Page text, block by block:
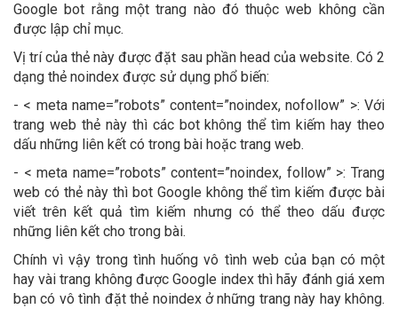
Google bot rằng một trang nào đó thuộc web không cần
được lập chỉ mục.
Vị trí của thẻ này được đặt sau phần head của website. Có 2
dạng thẻ noindex được sử dụng phổ biến:
- < meta name=”robots” content=”noindex, nofollow” >: Với
trang web thẻ này thì các bot không thể tìm kiếm hay theo
dấu những liên kết có trong bài hoặc trang web.
- < meta name=”robots” content=”noindex, follow” >: Trang
web có thẻ này thì bot Google không thể tìm kiếm được bài
viết trên kết quả tìm kiếm nhưng có thể theo dấu được
những liên kết cho trong bài.
Chính vì vậy trong tình huống vô tình web của bạn có một
hay vài trang không được Google index thì hãy đánh giá xem
bạn có vô tình đặt thẻ noindex ở những trang này hay không.